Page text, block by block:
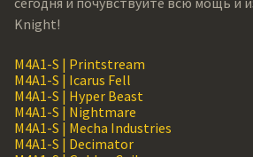
Knight!
M4A1-S | Printstream
M4A1-S | Icarus Fell
M4A1-S | Hyper Beast
M4A1-S | Nightmare
M4A1-S | Mecha Industries
M4A1-S | Decimator